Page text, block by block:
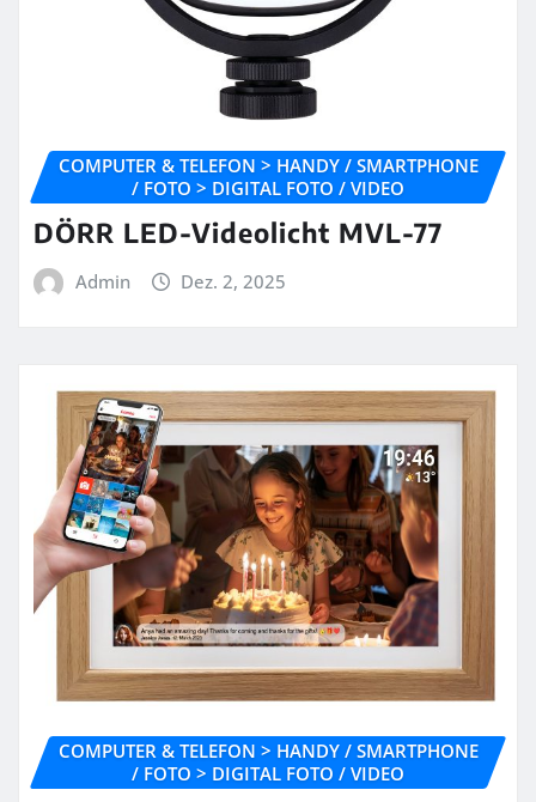
COMPUTER & TELEFON > HANDY / SMARTPHONE
/ FOTO > DIGITAL FOTO / VIDEO
DÖRR LED-Videolicht MVL-77
Admin Dez. 2, 2025
COMPUTER & TELEFON > HANDY / SMARTPHONE
/ FOTO > DIGITAL FOTO / VIDEO